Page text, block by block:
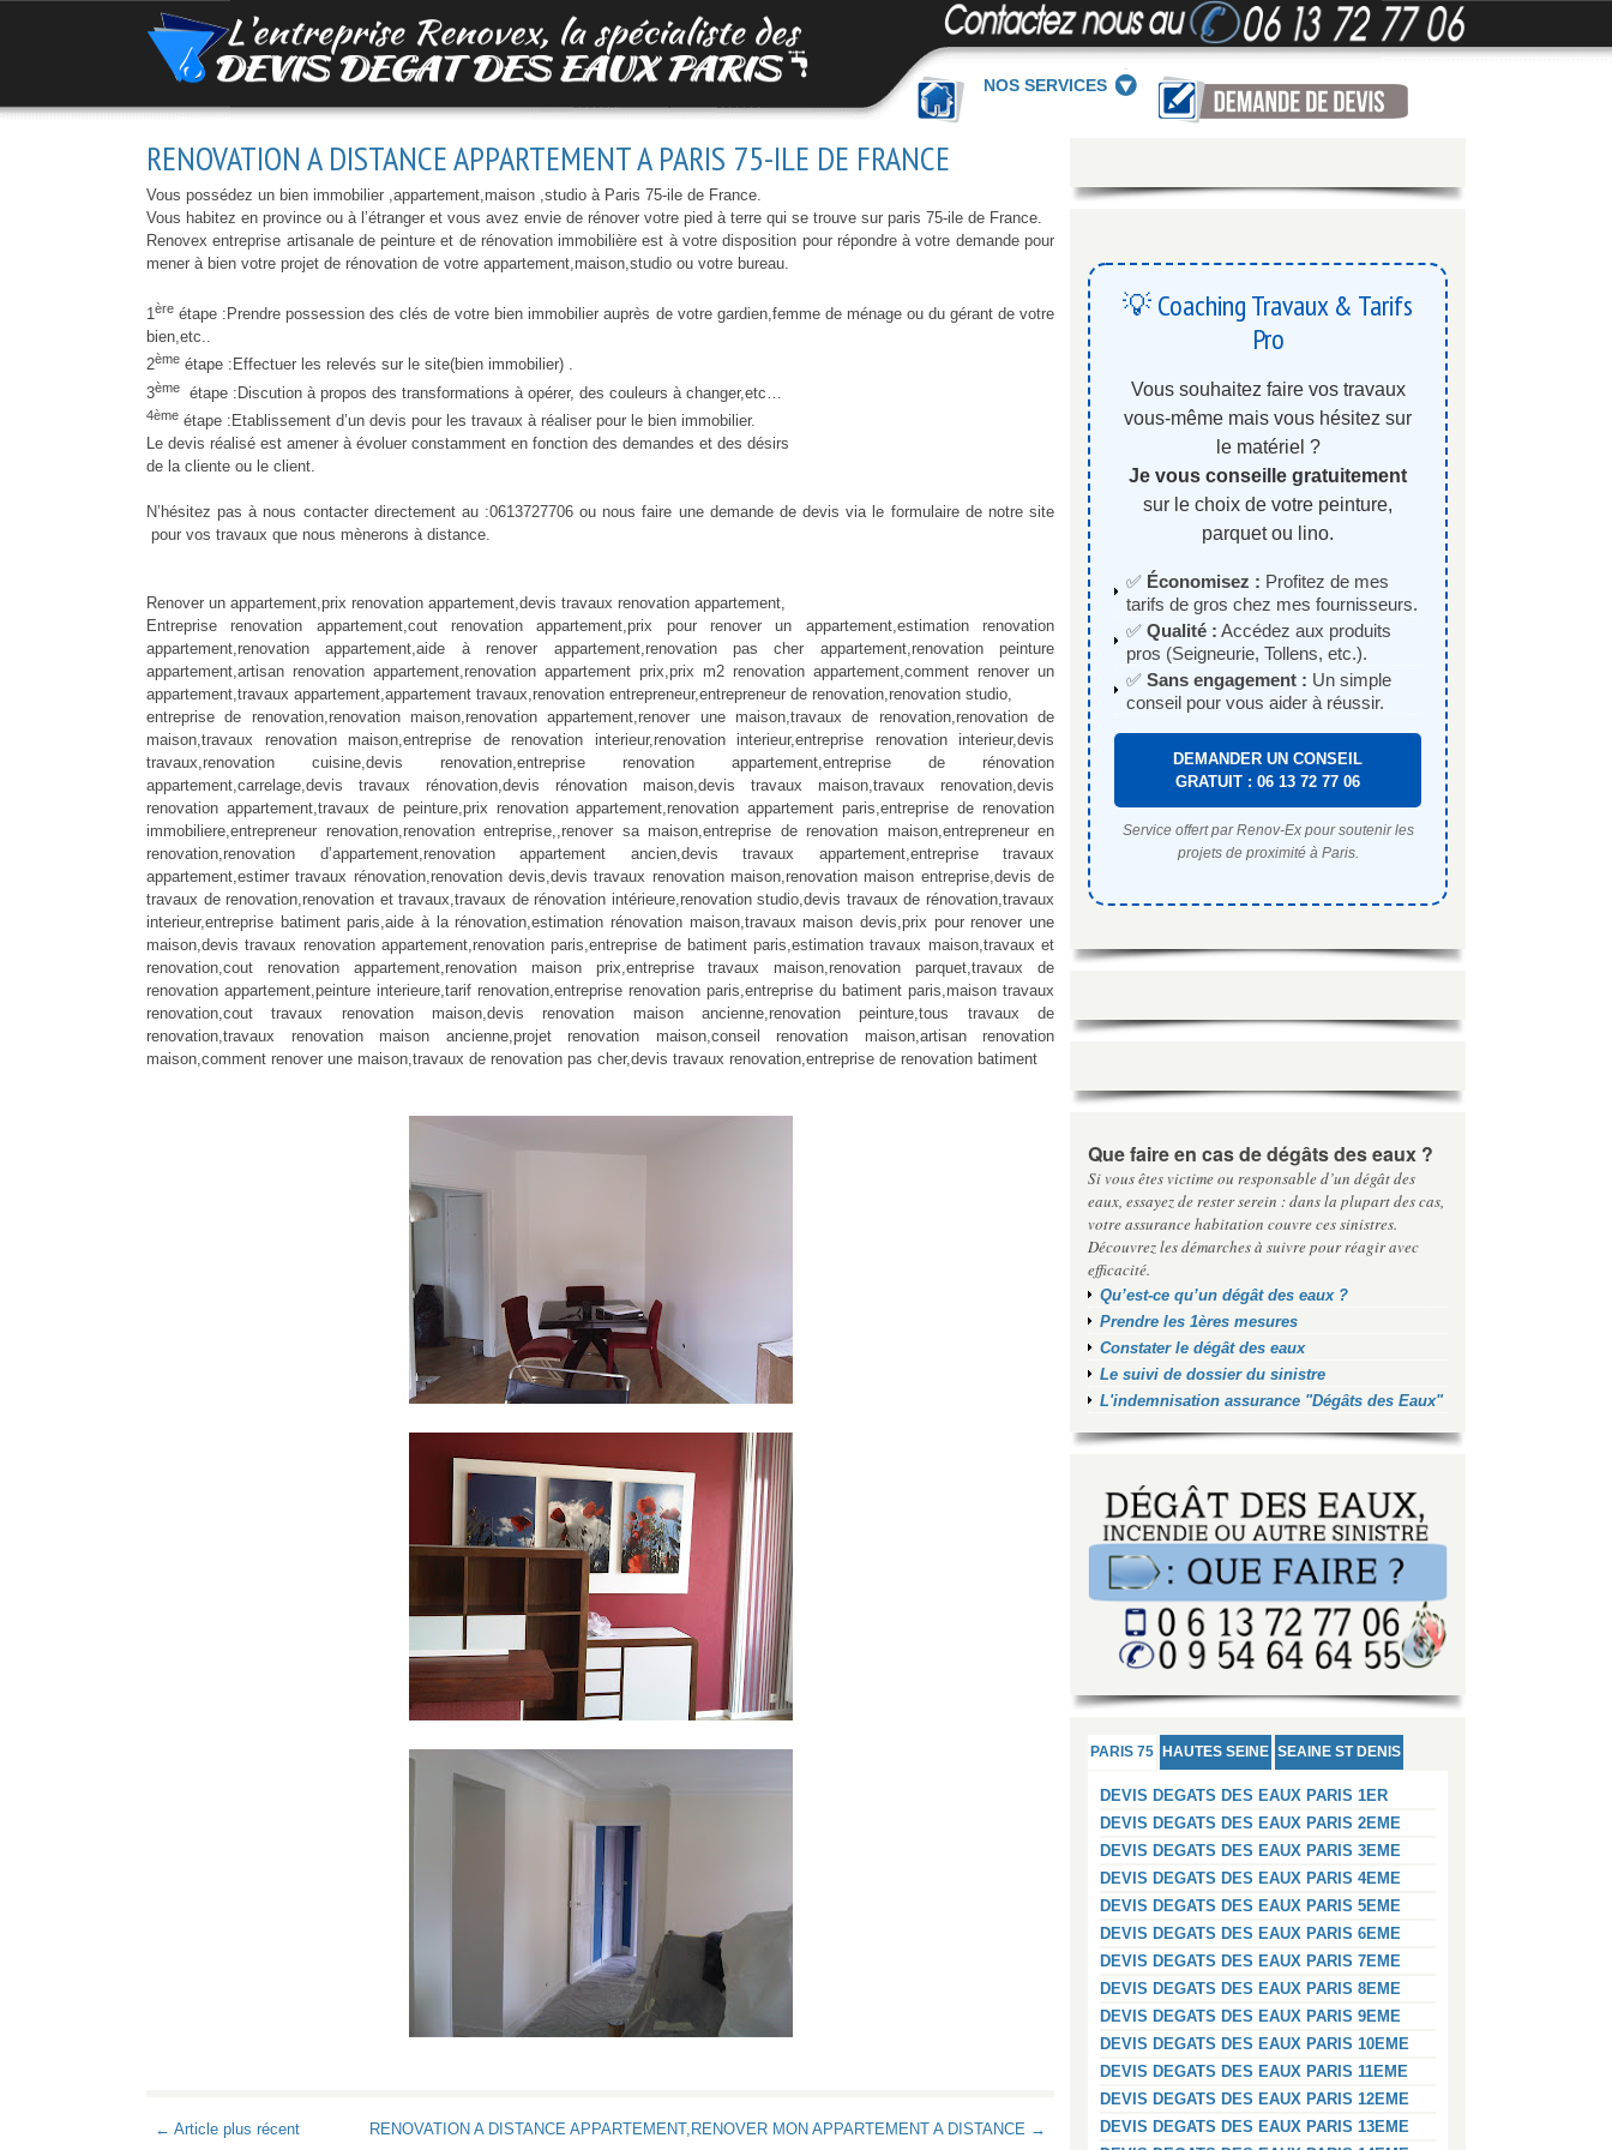
NOS SERVICES
RENOVATION A DISTANCE APPARTEMENT A PARIS 75-ILE DE FRANCE
Vous possédez un bien immobilier ,appartement,maison ,studio à Paris 75-ile de France.
Vous habitez en province ou à l’étranger et vous avez envie de rénover votre pied à terre qui se trouve sur paris 75-ile de France.
Renovex entreprise artisanale de peinture et de rénovation immobilière est à votre disposition pour répondre à votre demande pour
mener à bien votre projet de rénovation de votre appartement,maison,studio ou votre bureau.
1ère étape :Prendre possession des clés de votre bien immobilier auprès de votre gardien,femme de ménage ou du gérant de votre
bien,etc..
2ème étape :Effectuer les relevés sur le site(bien immobilier) .
3ème étape :Discution à propos des transformations à opérer, des couleurs à changer,etc…
4ème étape :Etablissement d’un devis pour les travaux à réaliser pour le bien immobilier.
Le devis réalisé est amener à évoluer constamment en fonction des demandes et des désirs
de la cliente ou le client.
N’hésitez pas à nous contacter directement au :0613727706 ou nous faire une demande de devis via le formulaire de notre site
pour vos travaux que nous mènerons à distance.
Renover un appartement,prix renovation appartement,devis travaux renovation appartement,
Entreprise renovation appartement,cout renovation appartement,prix pour renover un appartement,estimation renovation
appartement,renovation appartement,aide à renover appartement,renovation pas cher appartement,renovation peinture
appartement,artisan renovation appartement,renovation appartement prix,prix m2 renovation appartement,comment renover un
appartement,travaux appartement,appartement travaux,renovation entrepreneur,entrepreneur de renovation,renovation studio,
entreprise de renovation,renovation maison,renovation appartement,renover une maison,travaux de renovation,renovation de
maison,travaux renovation maison,entreprise de renovation interieur,renovation interieur,entreprise renovation interieur,devis
travaux,renovation cuisine,devis renovation,entreprise renovation appartement,entreprise de rénovation
appartement,carrelage,devis travaux rénovation,devis rénovation maison,devis travaux maison,travaux renovation,devis
renovation appartement,travaux de peinture,prix renovation appartement,renovation appartement paris,entreprise de renovation
immobiliere,entrepreneur renovation,renovation entreprise,,renover sa maison,entreprise de renovation maison,entrepreneur en
renovation,renovation d’appartement,renovation appartement ancien,devis travaux appartement,entreprise travaux
appartement,estimer travaux rénovation,renovation devis,devis travaux renovation maison,renovation maison entreprise,devis de
travaux de renovation,renovation et travaux,travaux de rénovation intérieure,renovation studio,devis travaux de rénovation,travaux
interieur,entreprise batiment paris,aide à la rénovation,estimation rénovation maison,travaux maison devis,prix pour renover une
maison,devis travaux renovation appartement,renovation paris,entreprise de batiment paris,estimation travaux maison,travaux et
renovation,cout renovation appartement,renovation maison prix,entreprise travaux maison,renovation parquet,travaux de
renovation appartement,peinture interieure,tarif renovation,entreprise renovation paris,entreprise du batiment paris,maison travaux
renovation,cout travaux renovation maison,devis renovation maison ancienne,renovation peinture,tous travaux de
renovation,travaux renovation maison ancienne,projet renovation maison,conseil renovation maison,artisan renovation
maison,comment renover une maison,travaux de renovation pas cher,devis travaux renovation,entreprise de renovation batiment
← Article plus récent RENOVATION A DISTANCE APPARTEMENT,RENOVER MON APPARTEMENT A DISTANCE →
💡 Coaching Travaux & Tarifs
Pro
Vous souhaitez faire vos travaux
vous-même mais vous hésitez sur
le matériel ?
Je vous conseille gratuitement
sur le choix de votre peinture,
parquet ou lino.
✅ Économisez : Profitez de mes
tarifs de gros chez mes fournisseurs.
✅ Qualité : Accédez aux produits
pros (Seigneurie, Tollens, etc.).
✅ Sans engagement : Un simple
conseil pour vous aider à réussir.
DEMANDER UN CONSEIL
GRATUIT : 06 13 72 77 06
Service offert par Renov-Ex pour soutenir les
projets de proximité à Paris.
Que faire en cas de dégâts des eaux ?
Si vous êtes victime ou responsable d’un dégât des
eaux, essayez de rester serein : dans la plupart des cas,
votre assurance habitation couvre ces sinistres.
Découvrez les démarches à suivre pour réagir avec
efficacité.
Qu’est-ce qu’un dégât des eaux ?
Prendre les 1ères mesures
Constater le dégât des eaux
Le suivi de dossier du sinistre
L'indemnisation assurance "Dégâts des Eaux"
PARIS 75 HAUTES SEINE SEAINE ST DENIS
DEVIS DEGATS DES EAUX PARIS 1ER
DEVIS DEGATS DES EAUX PARIS 2EME
DEVIS DEGATS DES EAUX PARIS 3EME
DEVIS DEGATS DES EAUX PARIS 4EME
DEVIS DEGATS DES EAUX PARIS 5EME
DEVIS DEGATS DES EAUX PARIS 6EME
DEVIS DEGATS DES EAUX PARIS 7EME
DEVIS DEGATS DES EAUX PARIS 8EME
DEVIS DEGATS DES EAUX PARIS 9EME
DEVIS DEGATS DES EAUX PARIS 10EME
DEVIS DEGATS DES EAUX PARIS 11EME
DEVIS DEGATS DES EAUX PARIS 12EME
DEVIS DEGATS DES EAUX PARIS 13EME